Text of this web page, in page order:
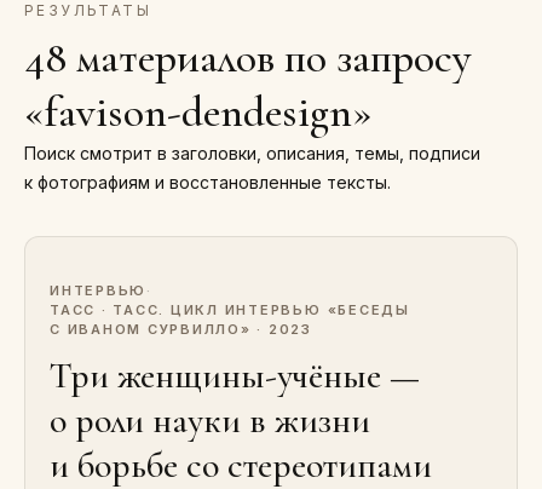
РЕЗУЛЬТАТЫ
48 материалов по запросу
«favison-dendesign»
Поиск смотрит в заголовки, описания, темы, подписи
к фотографиям и восстановленные тексты.
ИНТЕРВЬЮ ·
ТАСС · ТАСС. ЦИКЛ ИНТЕРВЬЮ «БЕСЕДЫ
С ИВАНОМ СУРВИЛЛО» · 2023
Три женщины-учёные —
о роли науки в жизни
и борьбе со стереотипами